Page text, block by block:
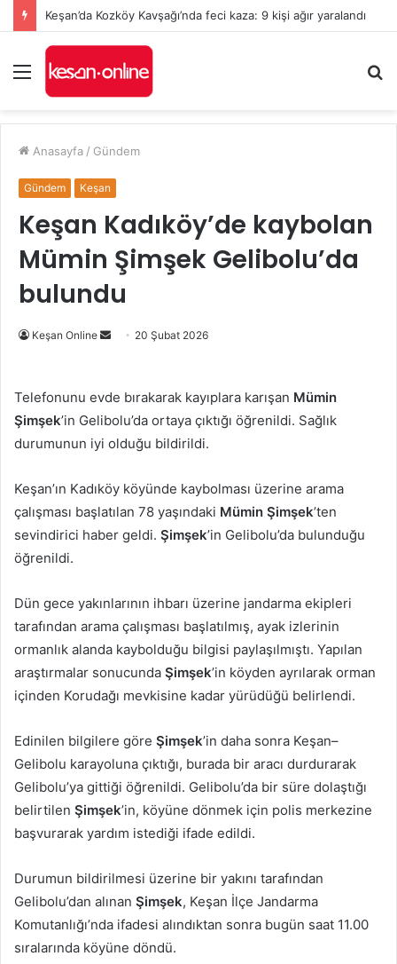
Keşan’da Kozköy Kavşağı’nda feci kaza: 9 kişi ağır yaralandı
Menü
...
Anasayfa / Gündem
Gündem Keşan
Keşan Kadıköy’de kaybolan
Mümin Şimşek Gelibolu’da
bulundu
Keşan Online
Bir
göndermek
20 Şubat 2026
Telefonunu evde bırakarak kayıplara karışan Mümin
Şimşek’in Gelibolu’da ortaya çıktığı öğrenildi. Sağlık
durumunun iyi olduğu bildirildi.
Keşan’ın Kadıköy köyünde kaybolması üzerine arama
çalışması başlatılan 78 yaşındaki Mümin Şimşek’ten
sevindirici haber geldi. Şimşek’in Gelibolu’da bulunduğu
öğrenildi.
Dün gece yakınlarının ihbarı üzerine jandarma ekipleri
tarafından arama çalışması başlatılmış, ayak izlerinin
ormanlık alanda kaybolduğu bilgisi paylaşılmıştı. Yapılan
araştırmalar sonucunda Şimşek’in köyden ayrılarak orman
içinden Korudağı mevkisine kadar yürüdüğü belirlendi.
Edinilen bilgilere göre Şimşek’in daha sonra Keşan–
Gelibolu karayoluna çıktığı, burada bir aracı durdurarak
Gelibolu’ya gittiği öğrenildi. Gelibolu’da bir süre dolaştığı
belirtilen Şimşek’in, köyüne dönmek için polis merkezine
başvurarak yardım istediği ifade edildi.
Durumun bildirilmesi üzerine bir yakını tarafından
Gelibolu’dan alınan Şimşek, Keşan İlçe Jandarma
Komutanlığı’nda ifadesi alındıktan sonra bugün saat 11.00
sıralarında köyüne döndü.